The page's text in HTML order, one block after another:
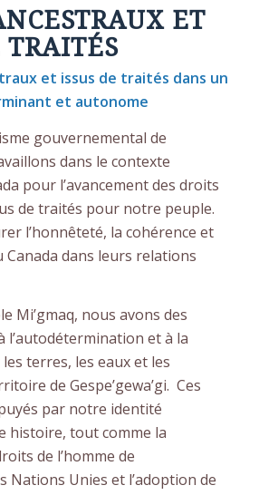
ET
TRAITÉS
et issus de traités dans un
et autonome
gouvernemental de
dans le contexte
pour l’avancement des droits
de traités pour notre peuple.
l’honnêteté, la cohérence et
dans leurs relations
Mi’gmaq, nous avons des
l’autodétermination et à la
terres, les eaux et les
de Gespe’gewa’gi. Ces
par notre identité
histoire, tout comme la
de l’homme de
Nations Unies et l’adoption de